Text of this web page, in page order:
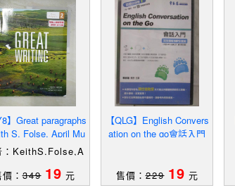
】Great paragraphs
S. Folse, April Mu
Vokoun, Elena
：KeithS.Folse,A
價：349 19 元
【QLG】English Convers
ation on the go會話入門
售價：229 19 元